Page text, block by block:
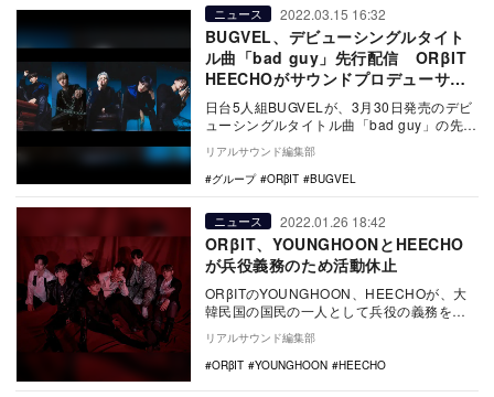
ニュース 2022.03.15 16:32
BUGVEL、デビューシングルタイト
ル曲「bad guy」先行配信 ORβIT
HEECHOがサウンドプロデューサー
として参加
日台5人組BUGVELが、3月30日発売のデビ
ューシングルタイトル曲「bad guy」の先行
配信をスタートした。 「bad …
リアルサウンド編集部
グループ
ORβIT BUGVEL
ニュース 2022.01.26 18:42
ORβIT、YOUNGHOONとHEECHO
が兵役義務のため活動休止
ORβITのYOUNGHOON、HEECHOが、大
韓民国の国民の一人として兵役の義務を果
たすため、2月1日よりORβITとしての…
リアルサウンド編集部
ORβIT
YOUNGHOON HEECHO